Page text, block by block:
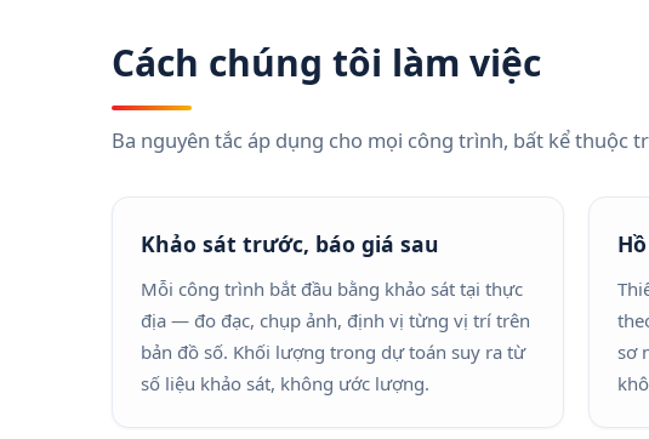
Cách chúng tôi làm việc
Ba nguyên tắc áp dụng cho mọi công trình, bất kể thuộc
Khảo sát trước, báo giá sau
Mỗi công trình bắt đầu bằng khảo sát tại thực
địa — đo đạc, chụp ảnh, định vị từng vị trí trên
bản đồ số. Khối lượng trong dự toán suy ra từ
số liệu khảo sát, không ước lượng.
sơ